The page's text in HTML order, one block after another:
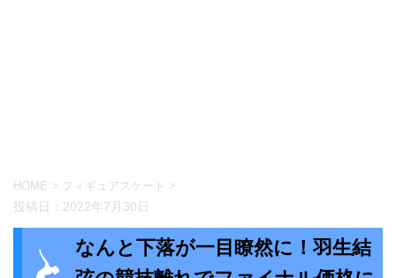
HOME > フィギュアスケート >
投稿日： 2022年7月30日
なんと下落が一目瞭然に！羽生結